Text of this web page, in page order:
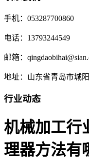
手机：053287700860
电话：13793244549
邮箱：
地址：山东省青岛市城
行业动态
机械加工行
理器方法有